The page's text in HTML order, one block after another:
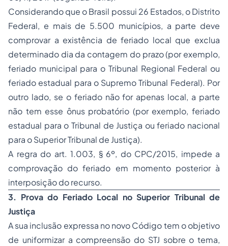
Considerando que o Brasil possui 26 Estados, o Distrito
Federal, e mais de 5.500 municípios, a parte deve
comprovar a existência de feriado local que exclua
determinado dia da contagem do prazo (por exemplo,
feriado municipal para o Tribunal Regional Federal ou
feriado estadual para o Supremo Tribunal Federal). Por
outro lado, se o feriado não for apenas local, a parte
não tem esse ônus probatório (por exemplo, feriado
estadual para o Tribunal de Justiça ou feriado nacional
para o Superior Tribunal de Justiça).
A regra do art. 1.003, § 6º, do CPC/2015, impede a
comprovação do feriado em momento posterior à
interposição do recurso.
3. Prova do Feriado Local no Superior Tribunal de
Justiça
A sua inclusão expressa no novo Código tem o objetivo
de uniformizar a compreensão do STJ sobre o tema,